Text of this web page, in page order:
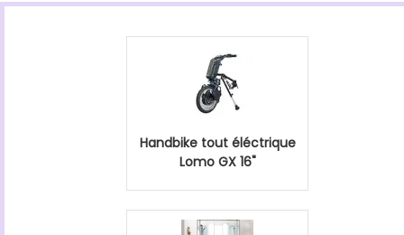
Handbike tout éléctrique
Lomo GX 16"